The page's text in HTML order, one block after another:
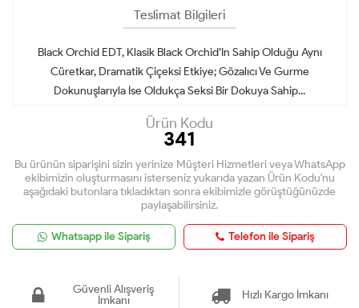
Teslimat Bilgileri
Black Orchid EDT, Klasik Black Orchid’In Sahip Olduğu Aynı
Cüretkar, Dramatik Çiçeksi Etkiye; Gözalıcı Ve Gurme
Dokunuşlarıyla İse Oldukça Seksi Bir Dokuya Sahip...
Ürün Kodu
341
Bu ürünün siparişini sizin yerinize Müşteri Hizmetleri veya WhatsApp
ekibimizin oluşturmasını isterseniz yukarıda yazan Ürün Kodu'nu
aşağıdaki butonlara tıkladıktan sonra ekibimizle görüştüğünüzde
paylaşabilirsiniz.
Whatsapp ile Sipariş Telefon ile Sipariş
Güvenli Alışveriş
İmkanı
Hızlı Kargo İmkanı